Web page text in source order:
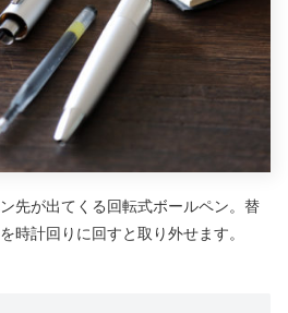
先が出てくる回転式ボールペン。替
時計回りに回すと取り外せます。